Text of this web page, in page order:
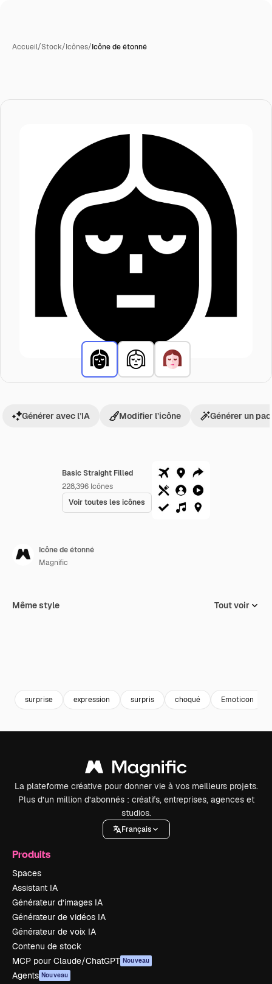
Accueil/Stock/Icônes/Icône de étonné
Basic Straight Filled
228,396 Icônes
Voir toutes les icônes
Générer avec l’IA Modifier l’icône Générer un
Icône de étonné
Magnific
Même style Tout voir
surprise expression surpris choqué Emoticon
La plateforme créative pour donner vie à vos meilleurs projets.
Plus d’un million d’abonnés : créatifs, entreprises, agences et
studios.
Français
Produits
Spaces
Assistant IA
Générateur d’images IA
Générateur de vidéos IA
Générateur de voix IA
Contenu de stock
MCP pour Claude/ChatGPT Nouveau
Agents Nouveau